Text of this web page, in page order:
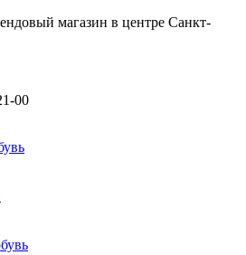
магазин в центре Санкт-
00